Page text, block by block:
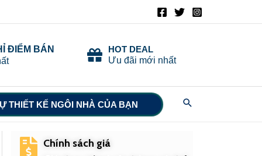
ĐIỂM BÁN
HOT DEAL
Ưu đãi mới nhất
THIẾT KẾ NGÔI NHÀ CỦA BẠN Search
Chính sách giá